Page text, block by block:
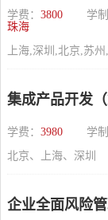
学费： 3800 学制
珠海
上海,深圳,北京,苏
集成产品开发（
学费： 3980 学制
北京、上海、深圳
企业全面风险管